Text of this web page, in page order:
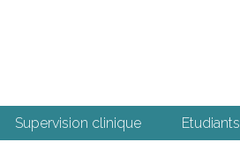
Supervision clinique Etudiants